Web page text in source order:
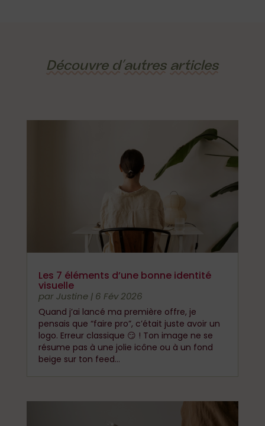
Découvre d’autres articles
Les 7 éléments d’une bonne identité
visuelle
parJustine| 6 Fév 2026
Quand j’ai lancé ma première offre, je
pensais que “faire pro”, c’était juste avoir un
logo. Erreur classique 😏 ! Ton image ne se
résume pas à une jolie icône ou à un fond
beige sur ton feed...